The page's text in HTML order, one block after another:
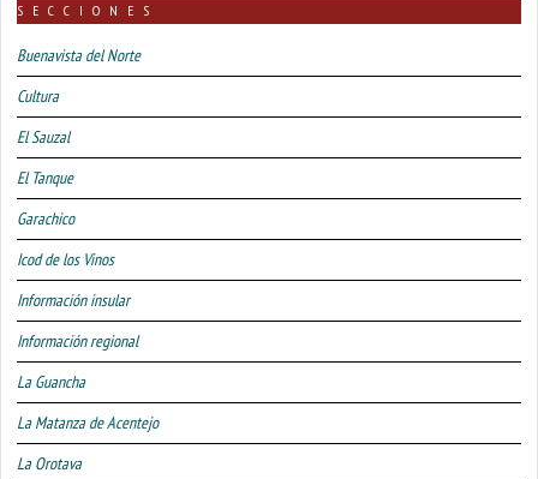
SECCIONES
Buenavista del Norte
Cultura
El Sauzal
El Tanque
Garachico
Icod de los Vinos
Información insular
Información regional
La Guancha
La Matanza de Acentejo
La Orotava